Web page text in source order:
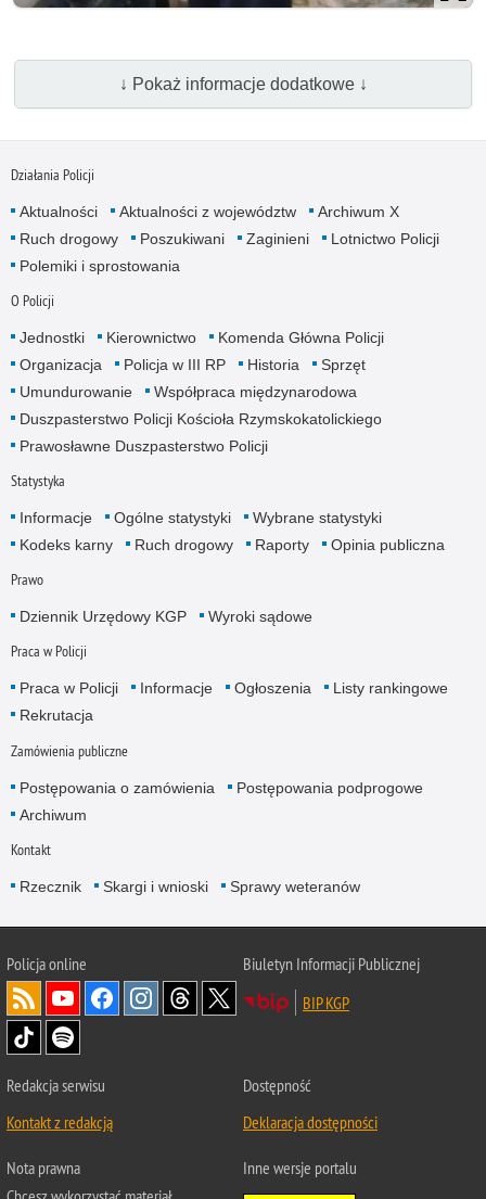
↓ Pokaż informacje dodatkowe ↓
Działania Policji
Aktualności Aktualności z województw
Archiwum X
Ruch drogowy
Poszukiwani Zaginieni
Lotnictwo Policji
Polemiki i sprostowania
O Policji
Jednostki Kierownictwo
Komenda Główna Policji
Organizacja
Policja w III RP Historia
Sprzęt
Umundurowanie
Współpraca międzynarodowa
Duszpasterstwo Policji Kościoła Rzymskokatolickiego
Prawosławne Duszpasterstwo Policji
Statystyka
Informacje Ogólne statystyki
Wybrane statystyki
Kodeks karny
Ruch drogowy Raporty Opinia publiczna
Prawo
Dziennik Urzędowy KGP Wyroki sądowe
Praca w Policji
Praca w Policji Informacje Ogłoszenia
Listy rankingowe
Rekrutacja
Zamówienia publiczne
Postępowania o zamówienia
Postępowania podprogowe
Archiwum
Kontakt
Rzecznik Skargi i wnioski Sprawy weteranów
Policjaonline
Biuletyn Informacji Publicznej
BIP KGP
Redakcja serwisu
Kontakt z redakcją
Dostępność
Deklaracja dostępności
Nota prawna
Inne wersje portalu